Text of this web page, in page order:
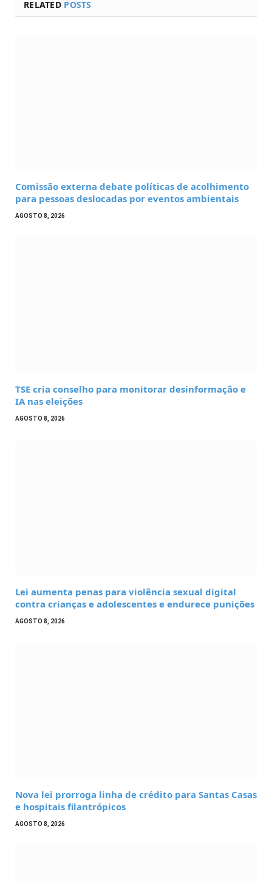
RELATED POSTS
Comissão externa debate políticas de acolhimento
para pessoas deslocadas por eventos ambientais
AGOSTO 8, 2026
TSE cria conselho para monitorar desinformação e
IA nas eleições
AGOSTO 8, 2026
Lei aumenta penas para violência sexual digital
contra crianças e adolescentes e endurece punições
AGOSTO 8, 2026
Nova lei prorroga linha de crédito para Santas Casas
e hospitais filantrópicos
AGOSTO 8, 2026